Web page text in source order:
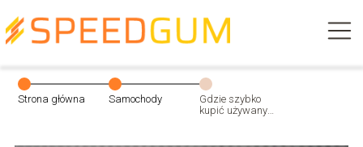
Strona główna Samochody
Gdzie szybko
kupić używany